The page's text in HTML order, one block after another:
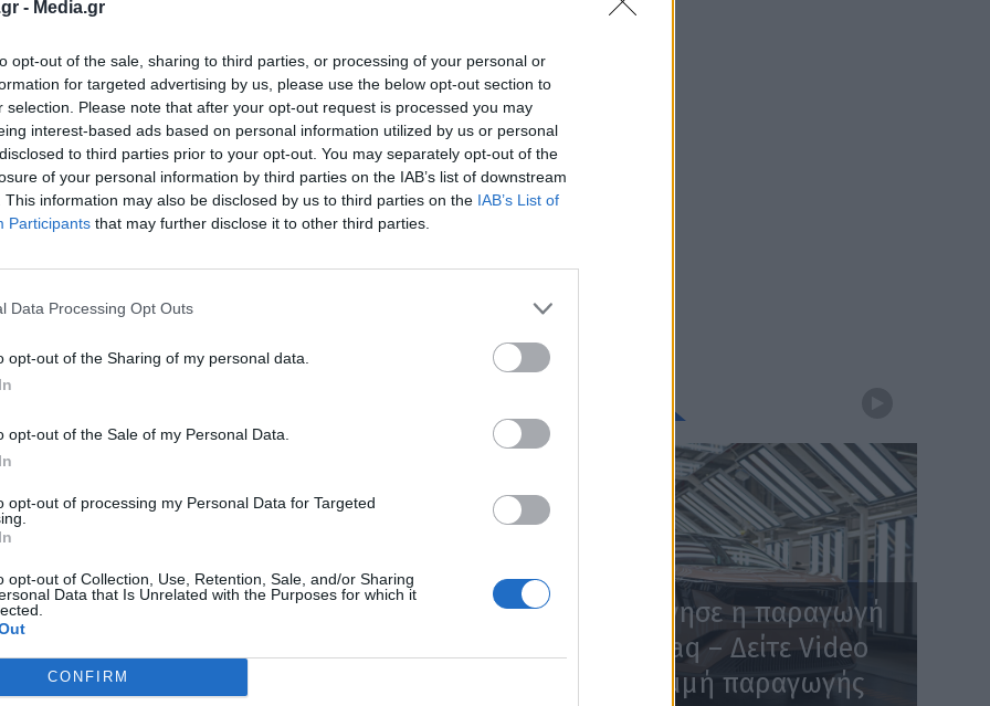
- Media.gr
opt-out of the sale, sharing to third parties, or processing of your personal or
for targeted advertising by us, please use the below opt-out section to
selection. Please note that after your opt-out request is processed you may
interest-based ads based on personal information utilized by us or personal
to third parties prior to your opt-out. You may separately opt-out of the
of your personal information by third parties on the IAB’s list of downstream
This information may also be disclosed by us to third parties on the IAB’s List of
Participants that may further disclose it to other third parties.
Data Processing Opt Outs
opt-out of the Sharing of my personal data.
opt-out of the Sale of my Personal Data.
opt-out of processing my Personal Data for Targeted
opt-out of Collection, Use, Retention, Sale, and/or Sharing
Data that Is Unrelated with the Purposes for which it
CONFIRM
Twingo E-Tech
Gladiator και του Wrangler, με το όνομα να
ξαφνικά. Βασισμένο στο
σταθερότητα, ενώ το αμάξωμα είναικατά 61 εκ.
.
ψηλώνοντας την ανάρτηση κατά 7,5 εκ και
Skoda: Ξεκίνησε η παραγωγή
του νέου Peaq – Δείτε Video
από τη γραμμή παραγωγής